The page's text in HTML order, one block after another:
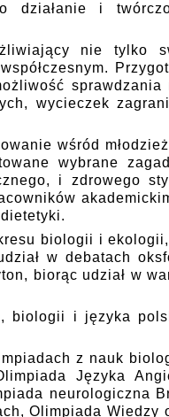
działanie i
nie tylko
sprawdzania
wycieczek
wśród
wybrane
i zdrowego
biologii i
w debatach
biorąc udział w
biologii i języka
z nauk
Języka
neurologiczna
Olimpiada Wiedzy